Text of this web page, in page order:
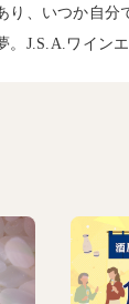
り、いつか自分
。J.S.A.ワインエ